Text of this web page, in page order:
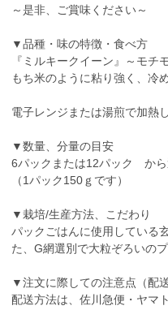
～是非、ご賞味ください～
▼品種・味の特徴・食べ方
『ミルキークイーン』～モチ
もち米のように粘り強く、冷
電子レンジまたは湯煎で加熱
▼数量、分量の目安
6パックまたは12パック から
（1パック150ｇです）
▼栽培/生産方法、こだわり
パックごはんに使用している
た、G網選別で大粒ぞろいの
▼注文に際しての注意点（配
配送方法は、佐川急便・ヤマ